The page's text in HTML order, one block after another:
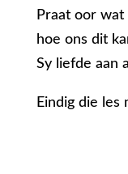
Praat oor
hoe ons dit
Sy liefde aan
Eindig die les